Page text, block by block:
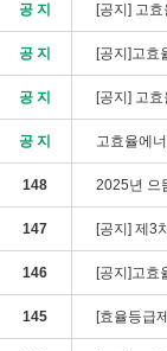
공 지 [공지] 고
공 지 [공지]고효
공 지 [공지] 고
공 지 고효율에
148 2025년 으
147 [공지] 제3
146 [공지]고효
145 [효율등급